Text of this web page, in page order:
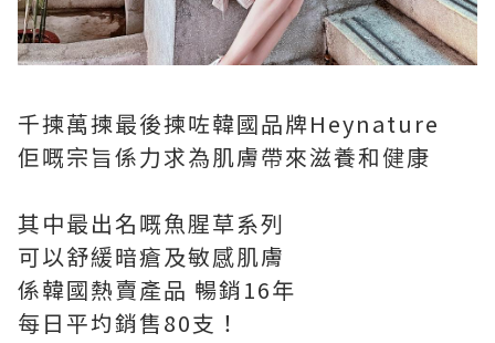
千揀萬揀最後揀咗韓國品牌Heynature
佢嘅宗旨係力求為肌膚帶來滋養和健康
其中最出名嘅魚腥草系列
可以舒緩暗瘡及敏感肌膚
係韓國熱賣產品 暢銷16年
每日平圴銷售80支！